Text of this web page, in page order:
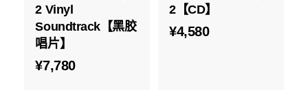
2 Vinyl
Soundtrack【黑胶
唱片】
¥7,780¥
2【CD】
¥4,580¥